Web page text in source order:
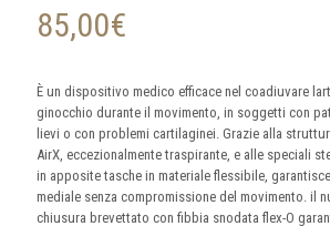
85,00€
È un dispositivo medico efficace nel coadiuvare
ginocchio durante il movimento, in soggetti con
lievi o con problemi cartilaginei. Grazie alla
AirX, eccezionalmente traspirante, e alle speciali
in apposite tasche in materiale flessibile,
mediale senza compromissione del movimento. il
chiusura brevettato con fibbia snodata flex-O